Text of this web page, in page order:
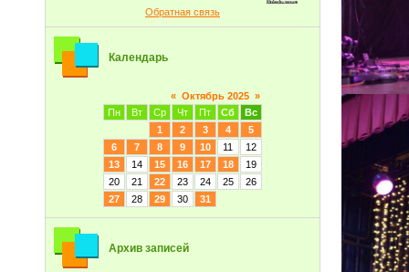
Обратная связь
Календарь
« Октябрь 2025 »
Пн
Вт Ср Чт Пт Сб
Вс
1
2 3 4
5
6
7 8 9 10 11
12
13
14 15 16 17 18
19
20
21 22 23 24 25
26
27
28 29 30 31
Архив записей